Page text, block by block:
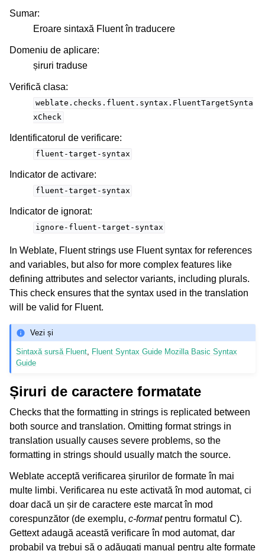
Sumar:
Eroare sintaxă Fluent în traducere
Domeniu de aplicare:
șiruri traduse
Verifică clasa:
weblate.checks.fluent.syntax.FluentTargetSynta
xCheck
Identificatorul de verificare:
fluent-target-syntax
Indicator de activare:
fluent-target-syntax
Indicator de ignorat:
ignore-fluent-target-syntax
In Weblate, Fluent strings use Fluent syntax for references
and variables, but also for more complex features like
defining attributes and selector variants, including plurals.
This check ensures that the syntax used in the translation
will be valid for Fluent.
Vezi și
Sintaxă sursă Fluent, Fluent Syntax Guide Mozilla Basic Syntax
Guide
Șiruri de caractere formatate
Checks that the formatting in strings is replicated between
both source and translation. Omitting format strings in
translation usually causes severe problems, so the
formatting in strings should usually match the source.
Weblate acceptă verificarea șirurilor de formate în mai
multe limbi. Verificarea nu este activată în mod automat, ci
doar dacă un șir de caractere este marcat în mod
corespunzător (de exemplu, c-formatpentru formatul C).
Gettext adaugă această verificare în mod automat, dar
probabil va trebui să o adăugați manual pentru alte formate